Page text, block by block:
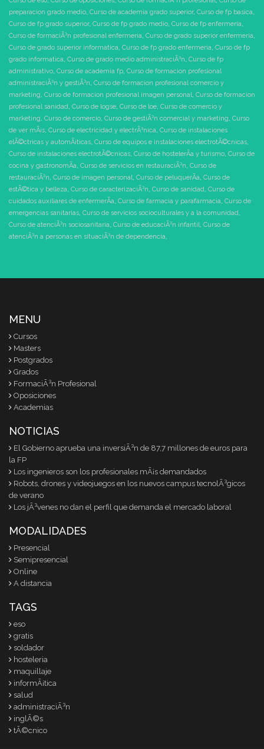
preparacion grado medio, Curso de academia grado superior, Curso de fp basica,
Curso de fp grado superior, Curso de fp grado medio, Curso de fp enfermeria,
Curso de formaciÃ³n profesional enfermeria, Curso de grado superior enfermeria,
Curso de grado superior informatica, Curso de fp grado enfermeria, Curso de fp
grado informatica, Curso de grado medio administraciÃ³n, Curso de fp
administrativo, Curso de academia fp, Curso de formacion profesional
administraciÃ³n y gestiÃ³n, Curso de formacion profesional comercio y
marketing, Curso de formacion profesional imagen personal, Curso de formacion
profesional sanidad, Curso de logse, Curso de loe, Curso de comercio y
marketing, Curso de comercio, Curso de gestiÃ³n comercial y marketing, Curso
de ver mÃ¡s, Curso de electricidad y electrÃ³nica, Curso de instalaciones
elÃ©ctricas y automÃ¡ticas, Curso de equipos e instalaciones electrotÃ©cnicas,
Curso de instalaciones electrotÃ©cnicas, Curso de hostelerÃ­a y turismo, Curso de
cocina y gastronomÃ­a, Curso de servicios en restauraciÃ³n, Curso de
restauraciÃ³n, Curso de imagen personal, Curso de peluquerÃ­a, Curso de
estÃ©tica y belleza, Curso de caracterizaciÃ³n, Curso de sanidad, Curso de
cuidados auxiliares de enfermerÃ­a, Curso de farmacia y parafarmacia, Curso de
emergencias sanitarias, Curso de servicios socioculturales y a la comunidad,
Curso de atenciÃ³n sociosanitaria, Curso de educaciÃ³n infantil, Curso de
atenciÃ³n a personas en situaciÃ³n de dependencia,
MENU
Cursos
Masters
Postgrados
Grados
FormaciÃ³n Profesional
Oposiciones
Academias
NOTICIAS
El Gobierno aprueba una inversiÃ³n de 87,7 millones de euros para
la FP
Los ingenieros son los profesionales mÃ¡s demandados
Robots, drones y videojuegos en los nuevos campus tecnolÃ³gicos
de verano
Los jÃ³venes no dan el perfil que demanda el mercado laboral
MODALIDADES
Presencial
Semipresencial
Online
A distancia
TAGS
eso
gratis
soldador
hosteleria
maquillaje
informÃ¡tica
salud
administraciÃ³n
inglÃ©s
tÃ©cnico